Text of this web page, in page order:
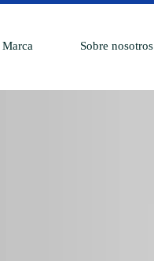
Marca Sobre nosotros